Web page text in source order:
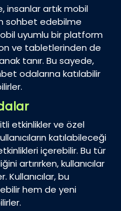
insanlar artık mobil
sohbet edebilme
uyumlu bir platform
ve tabletlerinden de
tanır. Bu sayede,
odalarına katılabilir
etkinlikler ve özel
katılabileceği
içerebilir. Bu tür
artırırken, kullanıcılar
bu
hem de yeni